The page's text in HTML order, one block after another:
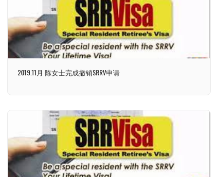
2019.11月 陈女士完成撤销SRRV申请